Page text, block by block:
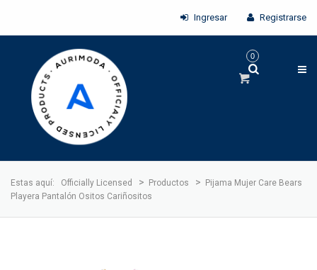
Ingresar Registrarse
0
Estas aquí: Officially Licensed > Productos >
Pijama Mujer Care Bears
Playera Pantalón Ositos Cariñositos